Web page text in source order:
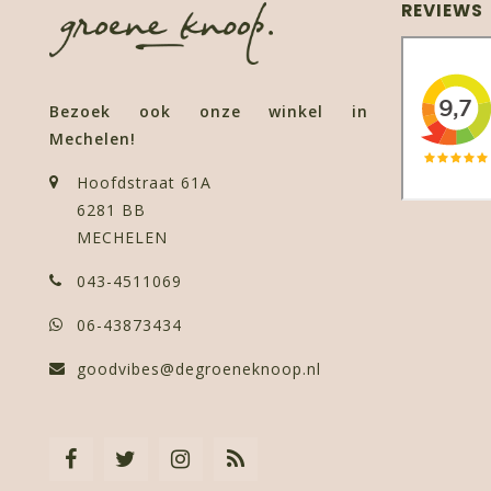
Bezoek ook onze winkel in
Mechelen!
Hoofdstraat 61A
6281 BB
MECHELEN
043-4511069
06-43873434
goodvibes@degroeneknoop.nl
REVIEWS